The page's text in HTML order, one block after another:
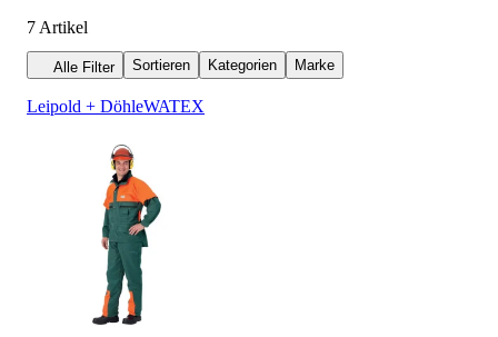
7 Artikel
Alle Filter Sortieren Kategorien Marke
Leipold + DöhleWATEX